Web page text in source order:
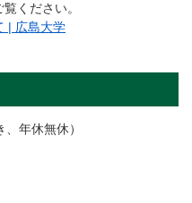
ください。
| 広島大学
年休無休）